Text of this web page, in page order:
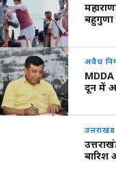
बहुगुणा
अवैध
MDDA
दून में
उत्तराखंड
बारिश